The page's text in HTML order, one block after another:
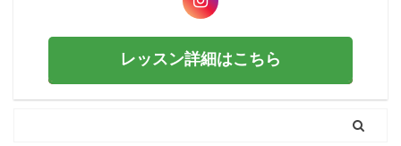
レッスン詳細はこちら